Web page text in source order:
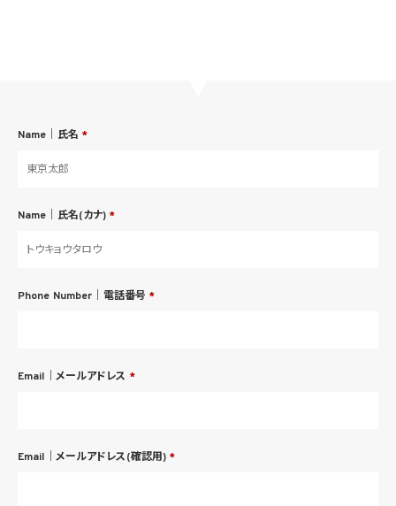
Name｜氏名 *
Name｜氏名(カナ) *
Phone Number｜電話番号 *
Email｜メールアドレス *
Email｜メールアドレス(確認用) *